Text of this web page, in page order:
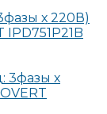
х 220В)
IPD751P21B